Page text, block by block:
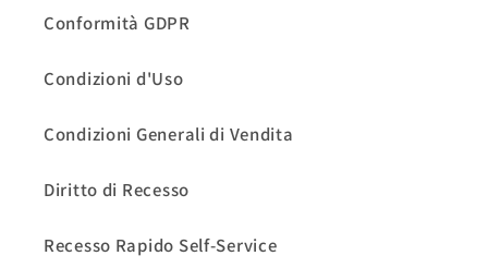
Conformità GDPR
Condizioni d'Uso
Condizioni Generali di Vendita
Diritto di Recesso
Recesso Rapido Self-Service